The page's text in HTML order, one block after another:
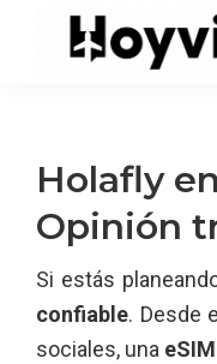
principal
Holafly
Opinión
Si estás
confiable. Desde
sociales, una